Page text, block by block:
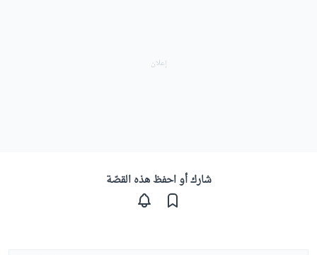
شارك أو احفظ هذه القصّة